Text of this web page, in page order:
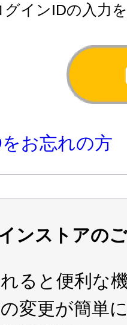
グインIDの入力
お忘れの方
ンストアの
ると便利な
変更が簡単